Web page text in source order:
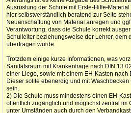
Ausrüstung der Schule mit Erste-Hilfe-
hier selbstverständlich beratend zur Seite
Neuanschaffung von Material anregen und
Verantwortung, dass die Schule korrekt
Schulleiter beziehungsweise der Lehrer, dem
übertragen wurde.
Trotzdem einige kurze Informationen, was
Sanitätsraum mit Krankentrage nach DIN 13
einer Liege, sowie mit einem EH-Kasten nach
Dieser sollte ebenerdig und mit
sein.
2) Die Schule muss mindestens einen EH-
öffentlich zugänglich und möglichst zentral im
unter Umständen auch durch den